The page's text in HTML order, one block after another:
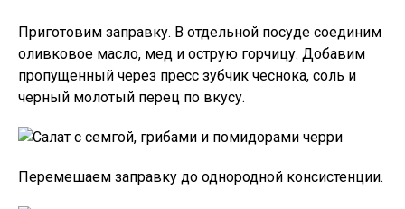
Приготовим заправку. В отдельной посуде соединим
оливковое масло, мед и острую горчицу. Добавим
пропущенный через пресс зубчик чеснока, соль и
черный молотый перец по вкусу.
Перемешаем заправку до однородной консистенции.